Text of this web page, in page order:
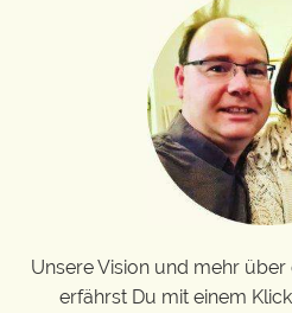
Unsere Vision und mehr
erfährst Du mit einem